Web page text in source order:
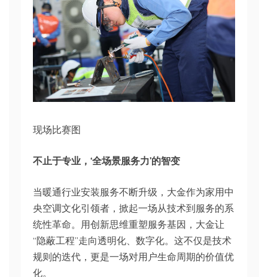
现场比赛图
不止于专业，‘全场景服务力’的智变
当暖通行业安装服务不断升级，大金作为家用中
央空调文化引领者，掀起一场从技术到服务的系
统性革命。用创新思维重塑服务基因，大金让
“隐蔽工程”走向透明化、数字化。这不仅是技术
规则的迭代，更是一场对用户生命周期的价值优
化。